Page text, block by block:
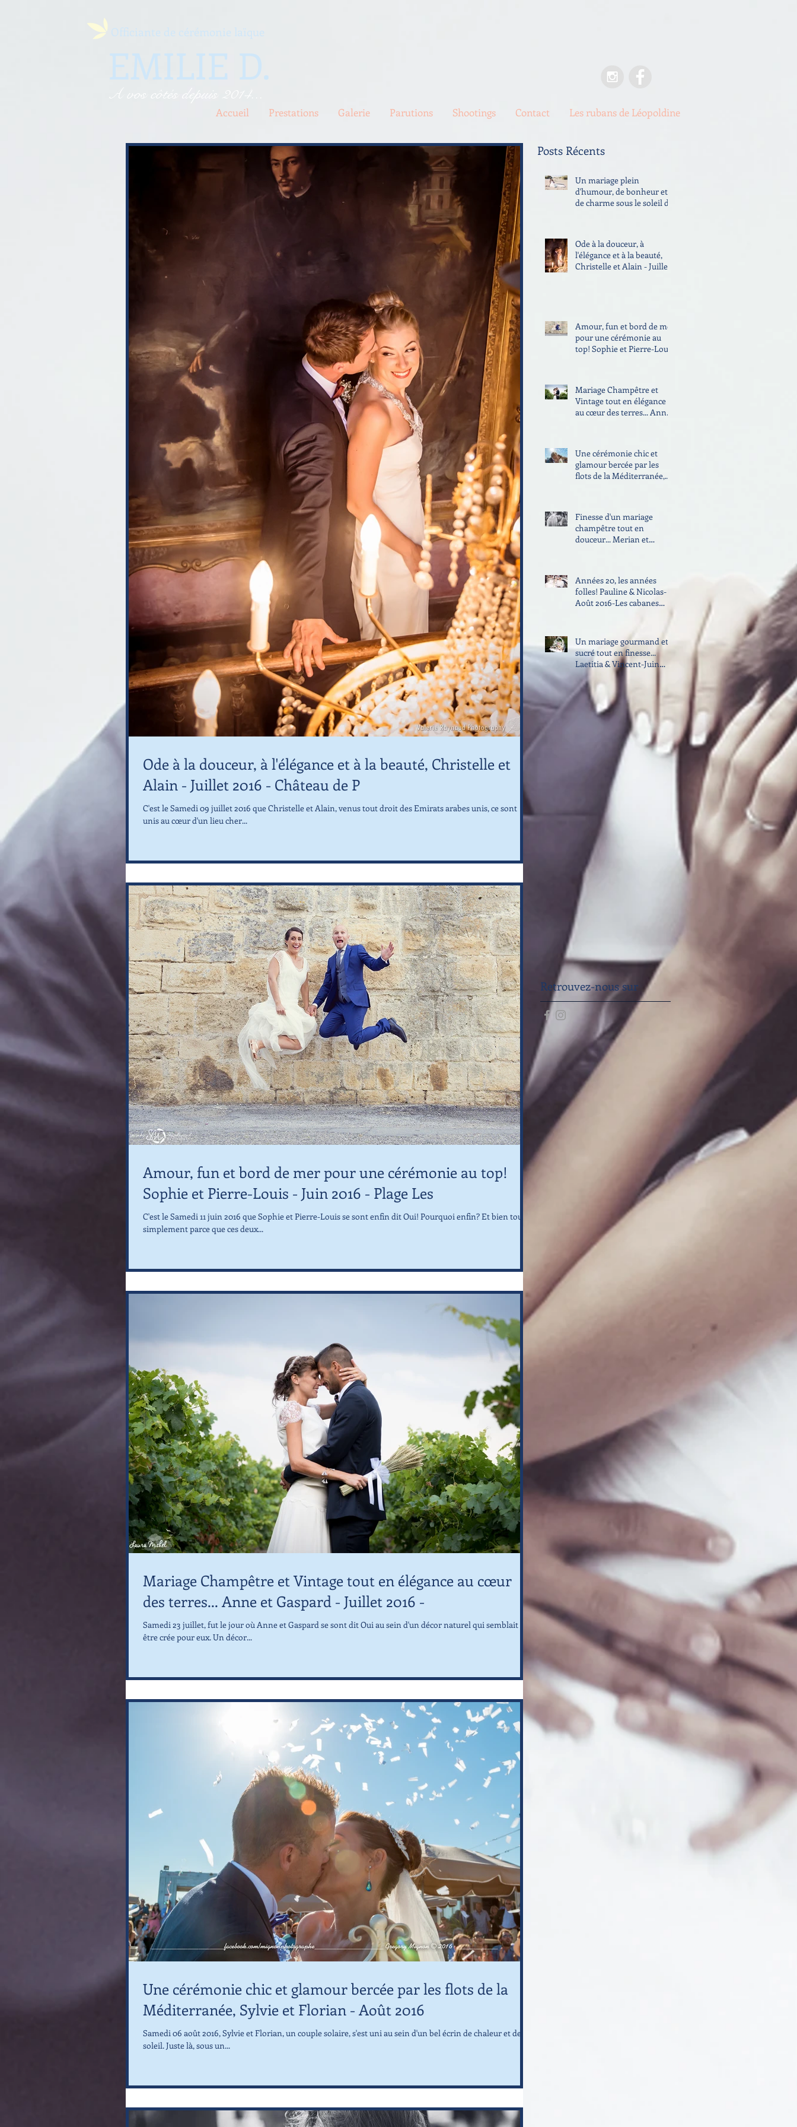
​Officiante de cérémonie laïque
EMILIE D.
A vos côtés depuis 2014...
Accueil Prestations Galerie Parutions Shootings Contact Les rubans de Léopoldine
Ode à la douceur, à l'élégance et à la beauté, Christelle et
Alain - Juillet 2016 - Château de P
C'est le Samedi 09 juillet 2016 que Christelle et Alain, venus tout droit des Emirats arabes unis, ce sont
unis au cœur d'un lieu cher...
Amour, fun et bord de mer pour une cérémonie au top!
Sophie et Pierre-Louis - Juin 2016 - Plage Les
C'est le Samedi 11 juin 2016 que Sophie et Pierre-Louis se sont enfin dit Oui! Pourquoi enfin? Et bien tout
simplement parce que ces deux...
Mariage Champêtre et Vintage tout en élégance au cœur
des terres... Anne et Gaspard - Juillet 2016 -
Samedi 23 juillet, fut le jour où Anne et Gaspard se sont dit Oui au sein d'un décor naturel qui semblait
être crée pour eux. Un décor...
Une cérémonie chic et glamour bercée par les flots de la
Méditerranée, Sylvie et Florian - Août 2016
Samedi 06 août 2016, Sylvie et Florian, un couple solaire, s'est uni au sein d'un bel écrin de chaleur et de
soleil. Juste là, sous un...
Posts Récents
Un mariage plein
d'humour, de bonheur et
de charme sous le soleil de
Ode à la douceur, à
l'élégance et à la beauté,
Christelle et Alain - Juillet
Amour, fun et bord de mer
pour une cérémonie au
top! Sophie et Pierre-Louis
Mariage Champêtre et
Vintage tout en élégance
au cœur des terres... Anne
Une cérémonie chic et
glamour bercée par les
flots de la Méditerranée,
Finesse d'un mariage
champêtre tout en
douceur... Merian et
Années 20, les années
folles! Pauline & Nicolas-
Août 2016-Les cabanes
Un mariage gourmand et
sucré tout en finesse...
Laetitia & Vincent-Juin
2016-Château de la Mogèr
Retrouvez-nous sur